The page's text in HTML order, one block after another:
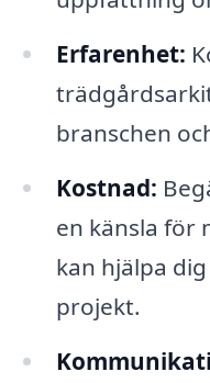
Erfarenhet:
branschen
Kostnad:
en känsla för
kan hjälpa
projekt.